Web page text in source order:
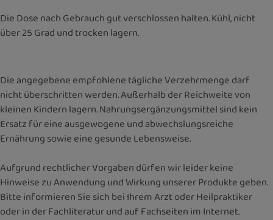
Die Dose nach Gebrauch gut verschlossen halten. Kühl, nicht
über 25 Grad und trocken lagern.
Die angegebene empfohlene tägliche Verzehrmenge darf
nicht überschritten werden. Außerhalb der Reichweite von
kleinen Kindern lagern. Nahrungsergänzungsmittel sind kein
Ersatz für eine ausgewogene und abwechslungsreiche
Ernährung sowie eine gesunde Lebensweise.
Aufgrund rechtlicher Vorgaben dürfen wir leider keine
Hinweise zu Anwendung und Wirkung unserer Produkte geben.
Bitte informieren Sie sich bei Ihrem Arzt oder Heilpraktiker
oder in der Fachliteratur und auf Fachseiten im Internet.